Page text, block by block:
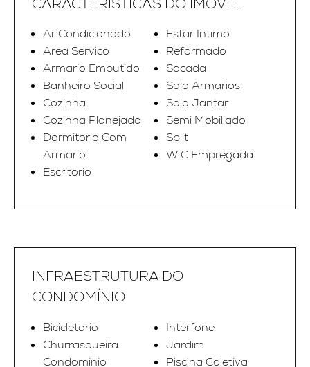
Ar Condicionado
Area Servico
Armario Embutido
Banheiro Social
Cozinha
Cozinha Planejada
Dormitorio Com
Armario
Escritorio
Estar Intimo
Reformado
Sacada
Sala Armarios
Sala Jantar
Semi Mobiliado
Split
W C Empregada
INFRAESTRUTURA DO
CONDOMÍNIO
Bicicletario
Churrasqueira
Condominio
Interfone
Jardim
Piscina Coletiva